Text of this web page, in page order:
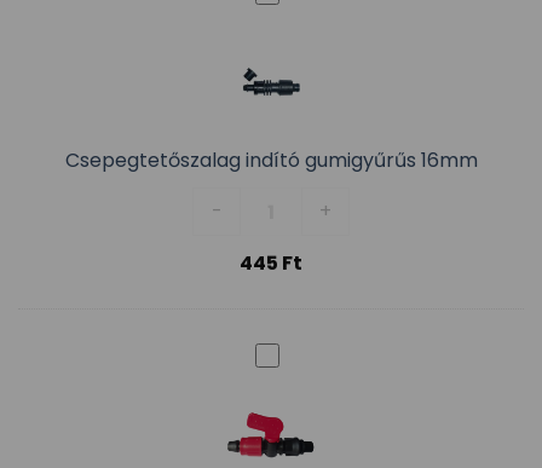
Csepegtetőszalag indító gumigyűrűs 16mm
-
Csepegtetőszalag indító
+
445 Ft